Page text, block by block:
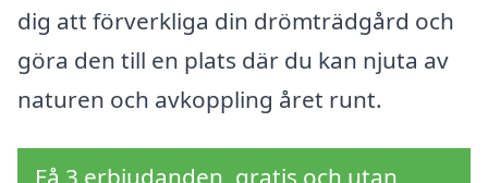
dig att förverkliga din drömträdgård och
göra den till en plats där du kan njuta av
naturen och avkoppling året runt.